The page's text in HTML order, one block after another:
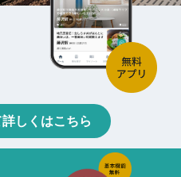
しくはこちら